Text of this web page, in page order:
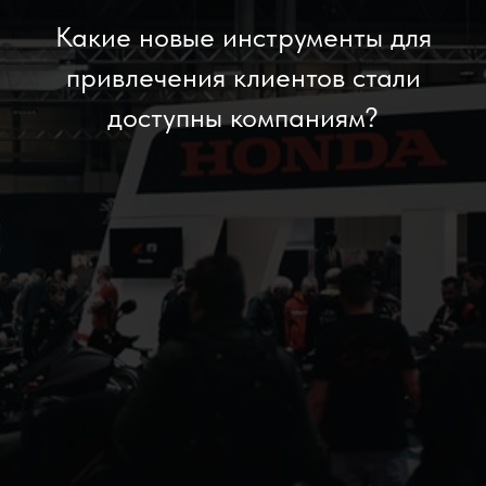
Какие новые инструменты для
привлечения клиентов стали
доступны компаниям?